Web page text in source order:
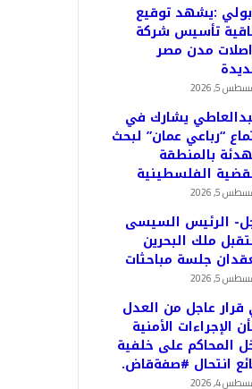
:يشهد توقيع
تأسيس شركة
مدن مصر
5, 2026
يشارك في
“رباعي عمان” لبحث
بالمنطقة
الفلسطينية
5, 2026
الرئيس السيسى
ملك البحرين
جلسة مباحثات
5, 2026
عاجل من العدل
الإجراءات الأمنية
المحاكم على خلفية
انتحال #صفةقاض.
4, 2026